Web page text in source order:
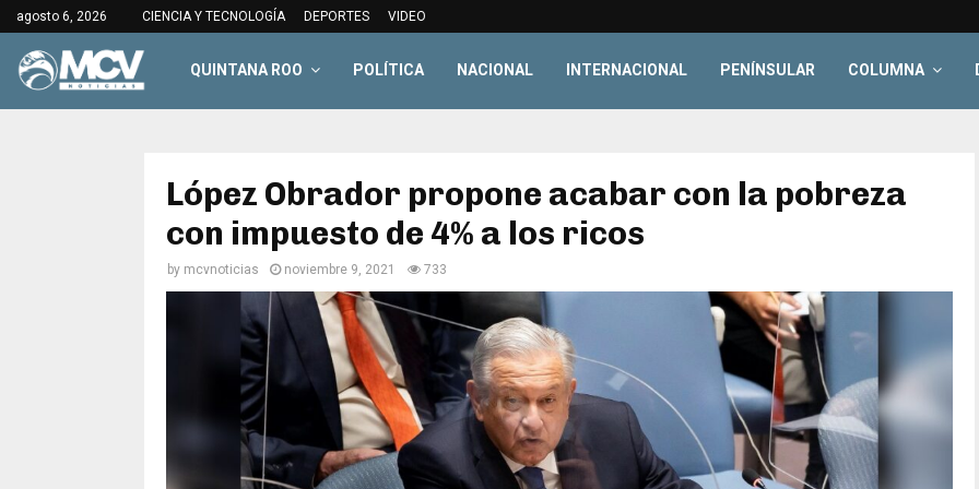
agosto 6, 2026 CIENCIA Y TECNOLOGÍA DEPORTES VIDEO
QUINTANA ROO POLÍTICA NACIONAL INTERNACIONAL PENÍNSULAR COLUMNA
López Obrador propone acabar con la pobreza
con impuesto de 4% a los ricos
by mcvnoticias noviembre 9, 2021 733